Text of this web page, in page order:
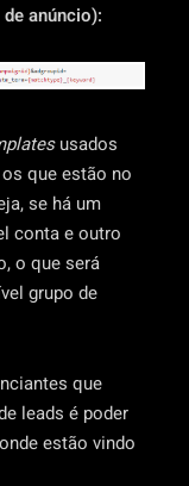
anúncio):
usados
que estão no
se há um
conta e outro
o que será
grupo de
que
leads é poder
estão vindo